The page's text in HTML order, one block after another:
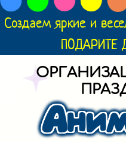
Создаем яркие и
ПОДАРИТЕ